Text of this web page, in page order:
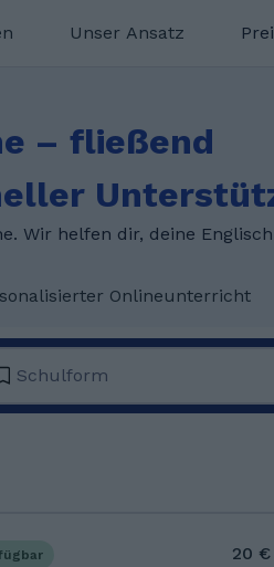
Unser Ansatz
– fließend
Wir helfen dir, deine
Onlineunterricht
Schulform
20